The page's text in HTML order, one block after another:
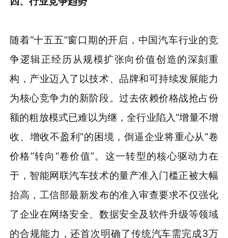
随着“十五五”窗口期的开启，中国汽车行业的竞
争逻辑正经历从规模扩张向价值创造的深刻重
构，产业迈入了以技术、品牌和可持续发展能力
为核心竞争力的新阶段。过去依赖价格战抢占份
额的粗放模式已难以为继，全行业陷入“增量不增
收、增收不盈利”的困境，倒逼企业将重心从“卷
价格”转向“卷价值”。这一转型的核心驱动力在
于，智能网联汽车技术的量产准入门槛正被大幅
抬高，工信部最新发布的准入审查要求不仅强化
了企业在网络安全、数据安全及软件升级等领域
的合规能力，还首次明确了传统汽车需完成3万